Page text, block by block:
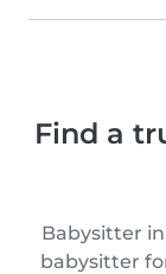
Find a
Babysitter
babysitter